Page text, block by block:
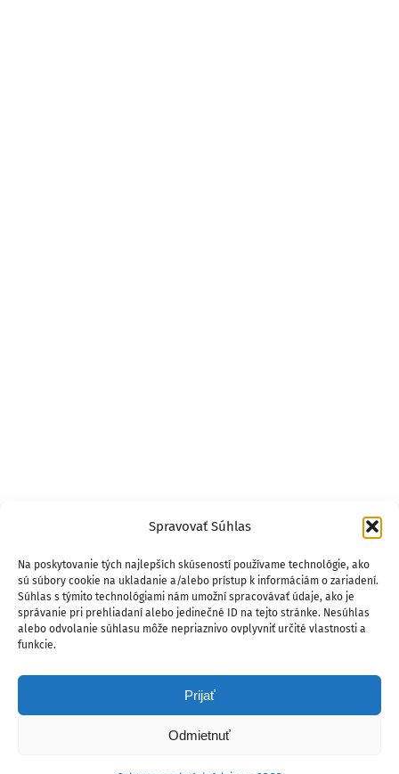
Spravovať Súhlas
Na poskytovanie tých najlepších skúseností používame technológie, ako
sú súbory cookie na ukladanie a/alebo prístup k informáciám o zariadení.
Súhlas s týmito technológiami nám umožní spracovávať údaje, ako je
správanie pri prehliadaní alebo jedinečné ID na tejto stránke. Nesúhlas
alebo odvolanie súhlasu môže nepriaznivo ovplyvniť určité vlastnosti a
funkcie.
Prijať
Odmietnuť